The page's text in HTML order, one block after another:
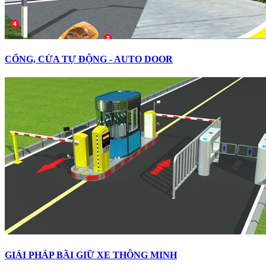
CỔNG, CỬA TỰ ĐỘNG - AUTO DOOR
GIẢI PHÁP BÃI GIỮ XE THÔNG MINH